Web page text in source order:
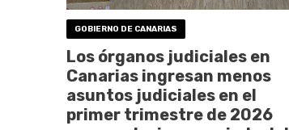
GOBIERNO DE CANARIAS
Los órganos judiciales en
Canarias ingresan menos
asuntos judiciales en el
primer trimestre de 2026